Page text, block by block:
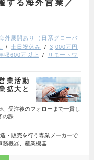
する海外営業／
外展開あり（日系グローバ
土日祝休み
3,000万円
収600万以上
リモートワ
業活動
拡大と
受注後のフォローまで一貫し
の課…
・販売を行う専業メーカーで
務機器、産業機器…